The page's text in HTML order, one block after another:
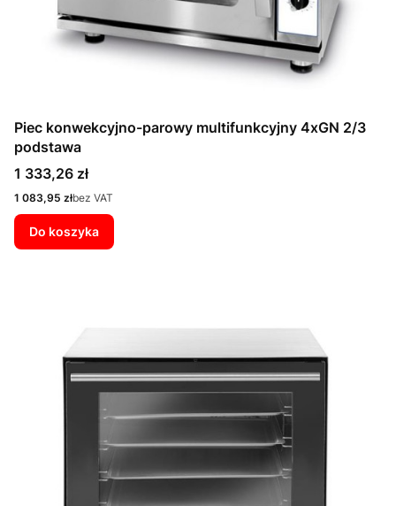
Piec konwekcyjno-parowy multifunkcyjny 4xGN 2/3
podstawa
Cena
1 333,26 zł
Cena
1 083,95 złbez VAT
Do koszyka